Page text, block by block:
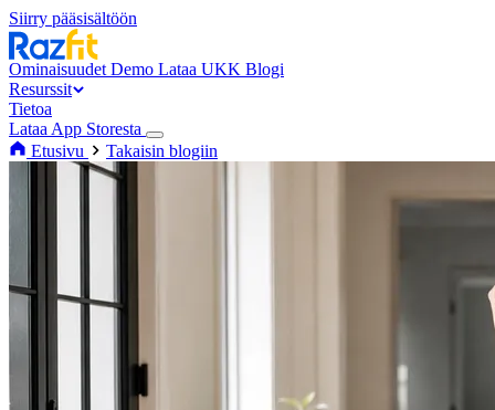
Siirry pääsisältöön
Ominaisuudet Demo Lataa UKK Blogi
Resurssit
Tietoa
Lataa App Storesta
Etusivu
Takaisin blogiin